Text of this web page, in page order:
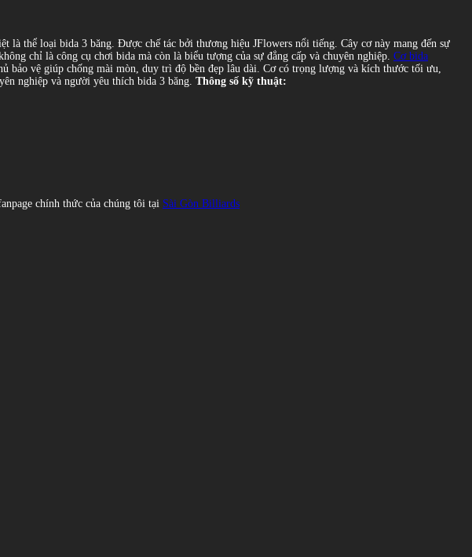
là thể loại bida 3 băng. Được chế tác bởi thương hiệu JFlowers nổi tiếng. Cây cơ này mang đến sự
chỉ là công cụ chơi bida mà còn là biểu tượng của sự đẳng cấp và chuyên nghiệp. Cơ bida
bảo vệ giúp chống mài mòn, duy trì độ bền đẹp lâu dài. Cơ có trọng lượng và kích thước tối ưu,
nghiệp và người yêu thích bida 3 băng. Thông số kỹ thuật:
chính thức của chúng tôi tại Sài Gòn Billiards